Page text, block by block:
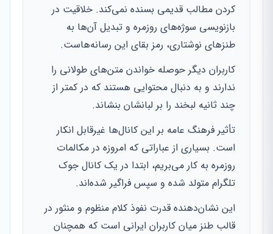
کردن مطالب قدیمی بسنده نمی‌کند. خلاقیت در
بازنویسی سوژه‌های روزمره و تبدیل آن‌ها به
طنزهای نوشتاری، رمز بقای این رسانه‌هاست.
کاربران دیگر حوصله خواندن متن‌های طولانی را
ندارند و به دنبال محتوایی هستند که در کمتر از
چند ثانیه لبخند را بر لبانشان بنشاند.
تأثیر فرهنگ عامه بر این کانال‌ها غیرقابل انکار
است. بسیاری از عباراتی که امروزه در مکالمات
روزمره به کار می‌بریم، ابتدا در یک کانال جوک
تلگرام متولد شده و سپس فراگیر شده‌اند.
این نشان‌دهنده قدرت نفوذ کلام منظوم و منثور در
قالب طنز میان کاربران ایرانی است که همچنان